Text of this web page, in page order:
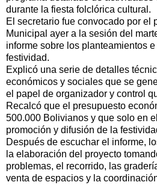
durante la fiesta folclórica cultural.
El secretario fue convocado por el
Municipal ayer a la sesión del
informe sobre los planteamientos
festividad.
Explicó una serie de detalles
económicos y sociales que se
el papel de organizador y control
Recalcó que el presupuesto
500.000 Bolivianos y que solo en
promoción y difusión de la
Después de escuchar el informe,
la elaboración del proyecto
problemas, el recorrido, las
venta de espacios y la